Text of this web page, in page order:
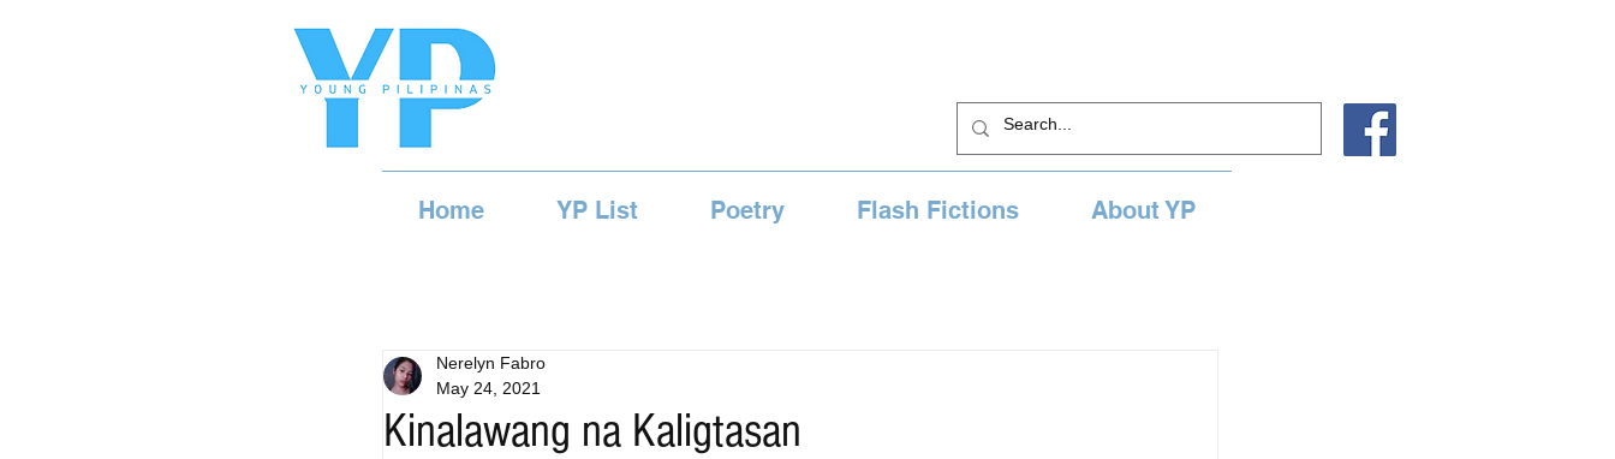
Home YP List Poetry Flash Fictions About YP
Kinalawang na Kaligtasan
Nerelyn Fabro
May 24, 2021